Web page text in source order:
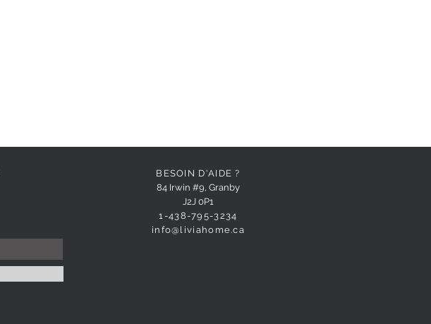
BESOIN D'AIDE ?
84 Irwin #9, Granby
J2J 0P1
1-438-795-3234
info@liviahome.ca